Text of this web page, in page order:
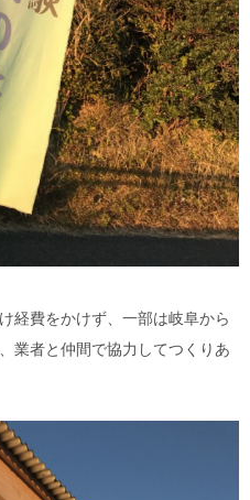
経費をかけず、一部は岐阜から
業者と仲間で協力してつくりあ